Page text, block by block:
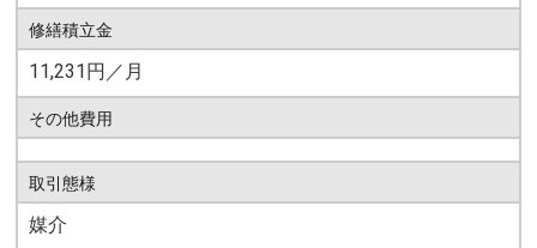
修繕積立金
11,231円／月
その他費用
取引態様
媒介